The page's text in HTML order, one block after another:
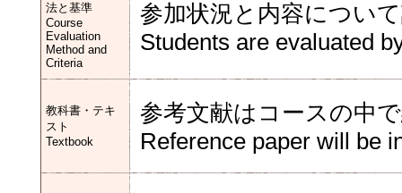
法と基準
Course
Evaluation
Method and
Criteria
参加状況と内容につい
Students are evaluated
教科書・テキ
スト
Textbook
参考文献はコースの中
Reference paper will be